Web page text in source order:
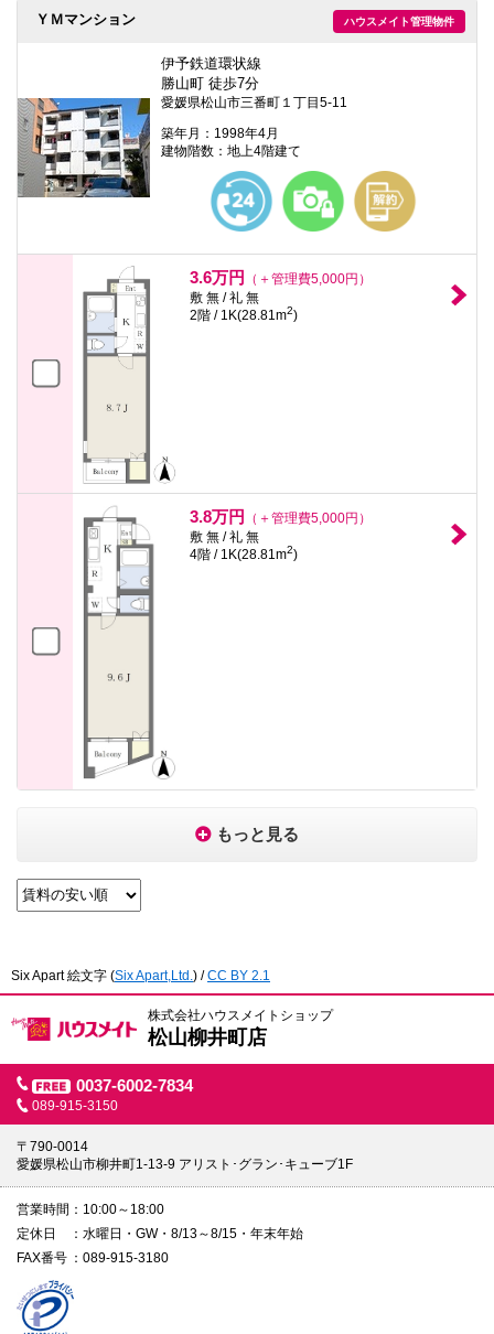
ハウスメイト管理物件
ＹＭマンション
伊予鉄道環状線
勝山町 徒歩7分
愛媛県松山市三番町１丁目5-11
築年月：1998年4月
建物階数：地上4階建て
3.6万円
（＋管理費5,000円）
敷 無 / 礼 無
2階 / 1K(28.81m2)
3.8万円
（＋管理費5,000円）
敷 無 / 礼 無
4階 / 1K(28.81m2)
もっと見る
Six Apart 絵文字 (Six Apart,Ltd.) /CC BY 2.1
株式会社ハウスメイトショップ
松山柳井町店
0037-6002-7834
089-915-3150
〒790-0014
愛媛県松山市柳井町1-13-9 アリスト･グラン･キューブ1F
営業時間
10:00～18:00
定休日
水曜日・GW・8/13～8/15・年末年始
FAX番号
089-915-3180